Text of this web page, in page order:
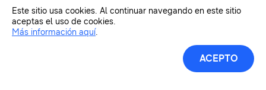
Este sitio usa cookies. Al continuar navegando en este sitio
aceptas el uso de cookies.
Más información aquí.
ACEPTO